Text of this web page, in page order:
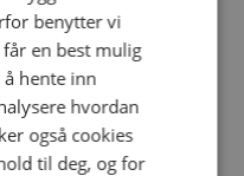
benytter vi
en best mulig
hente inn
hvordan
også cookies
til deg, og for